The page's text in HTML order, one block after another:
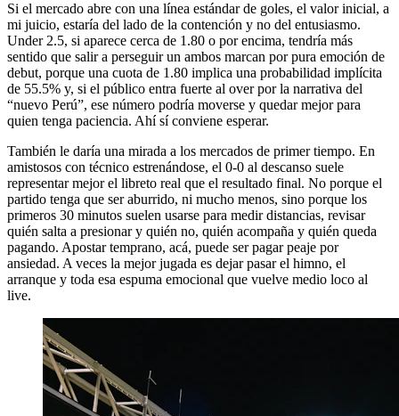
Si el mercado abre con una línea estándar de goles, el valor inicial, a
mi juicio, estaría del lado de la contención y no del entusiasmo.
Under 2.5, si aparece cerca de 1.80 o por encima, tendría más
sentido que salir a perseguir un ambos marcan por pura emoción de
debut, porque una cuota de 1.80 implica una probabilidad implícita
de 55.5% y, si el público entra fuerte al over por la narrativa del
“nuevo Perú”, ese número podría moverse y quedar mejor para
quien tenga paciencia. Ahí sí conviene esperar.
También le daría una mirada a los mercados de primer tiempo. En
amistosos con técnico estrenándose, el 0-0 al descanso suele
representar mejor el libreto real que el resultado final. No porque el
partido tenga que ser aburrido, ni mucho menos, sino porque los
primeros 30 minutos suelen usarse para medir distancias, revisar
quién salta a presionar y quién no, quién acompaña y quién queda
pagando. Apostar temprano, acá, puede ser pagar peaje por
ansiedad. A veces la mejor jugada es dejar pasar el himno, el
arranque y toda esa espuma emocional que vuelve medio loco al
live.